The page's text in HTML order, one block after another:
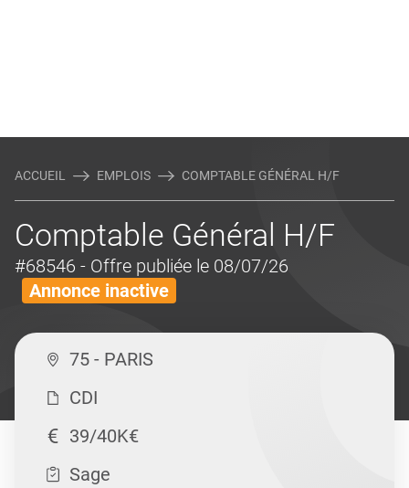
ACCUEIL EMPLOIS COMPTABLE GÉNÉRAL H/F
Comptable Général H/F
#68546 - Offre publiée le 08/07/26
Annonce inactive
75 - PARIS
CDI
39/40K€
Sage